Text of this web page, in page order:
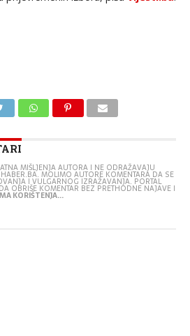
MIŠLJENJA AUTORA I NE ODRAŽAVAJU
MOLIMO AUTORE KOMENTARA DA SE
I VULGARNOG IZRAŽAVANJA. PORTAL
OBRIŠE KOMENTAR BEZ PRETHODNE NAJAVE I
KORIŠTENJA...